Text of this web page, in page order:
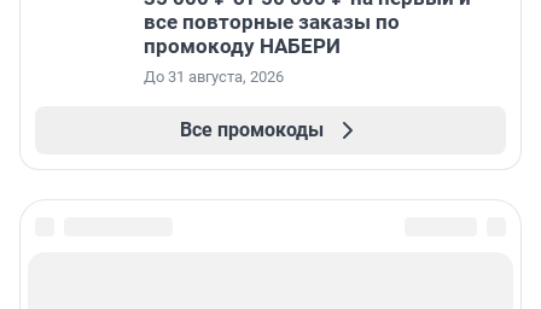
все повторные заказы по
промокоду НАБЕРИ
До 31 августа, 2026
Все промокоды